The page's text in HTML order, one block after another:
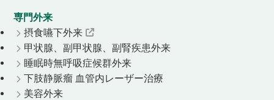
専門外来
摂食嚥下外来
甲状腺、副甲状腺、副腎疾患外来
睡眠時無呼吸症候群外来
下肢静脈瘤 血管内レーザー治療
美容外来